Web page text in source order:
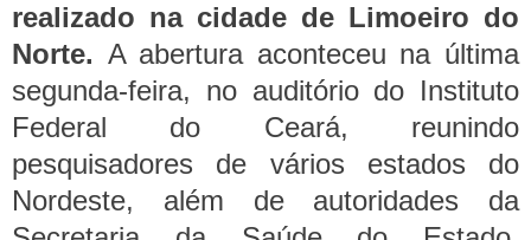
realizado na cidade de Limoeiro do
Norte. A abertura aconteceu na última
segunda-feira, no auditório do Instituto
Federal do Ceará, reunindo
pesquisadores de vários estados do
Nordeste, além de autoridades da